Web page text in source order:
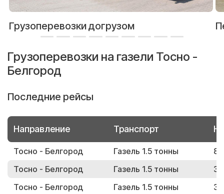
Грузоперевозки догрузом
Грузоперевозки на газели Тосно -
Белгород
Последние рейсы
Направление Транспорт
Тосно - Белгород Газель 1.5 тонны
Тосно - Белгород
Газель 1.5 тонны
Тосно - Белгород
Газель 1.5 тонны